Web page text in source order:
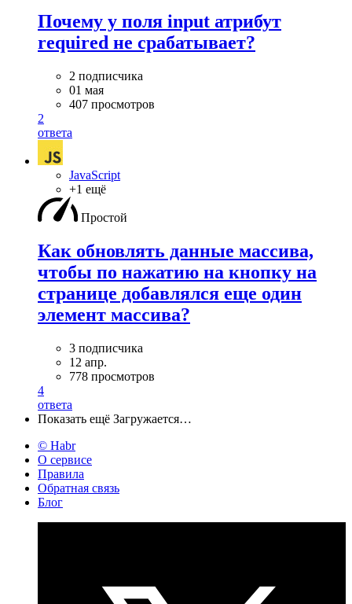
Почему у поля input атрибут
required не срабатывает?
2 подписчика
01 мая
407 просмотров
2
ответа
JavaScript
+1 ещё
Простой
Как обновлять данные массива,
чтобы по нажатию на кнопку на
странице добавлялся еще один
элемент массива?
3 подписчика
12 апр.
778 просмотров
4
ответа
Показать ещё Загружается…
© Habr
О сервисе
Правила
Обратная связь
Блог